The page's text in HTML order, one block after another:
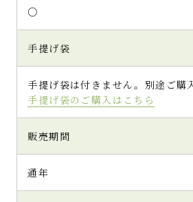
○
手提げ袋
手提げ袋は付きません。別途ご購
手提げ袋のご購入はこちら
販売期間
通年